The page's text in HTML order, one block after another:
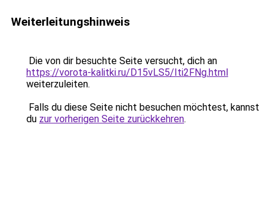
Weiterleitungshinweis
Die von dir besuchte Seite versucht, dich an
https://vorota-kalitki.ru/D15vLS5/Iti2FNg.html
weiterzuleiten.
Falls du diese Seite nicht besuchen möchtest, kannst
du zur vorherigen Seite zurückkehren.